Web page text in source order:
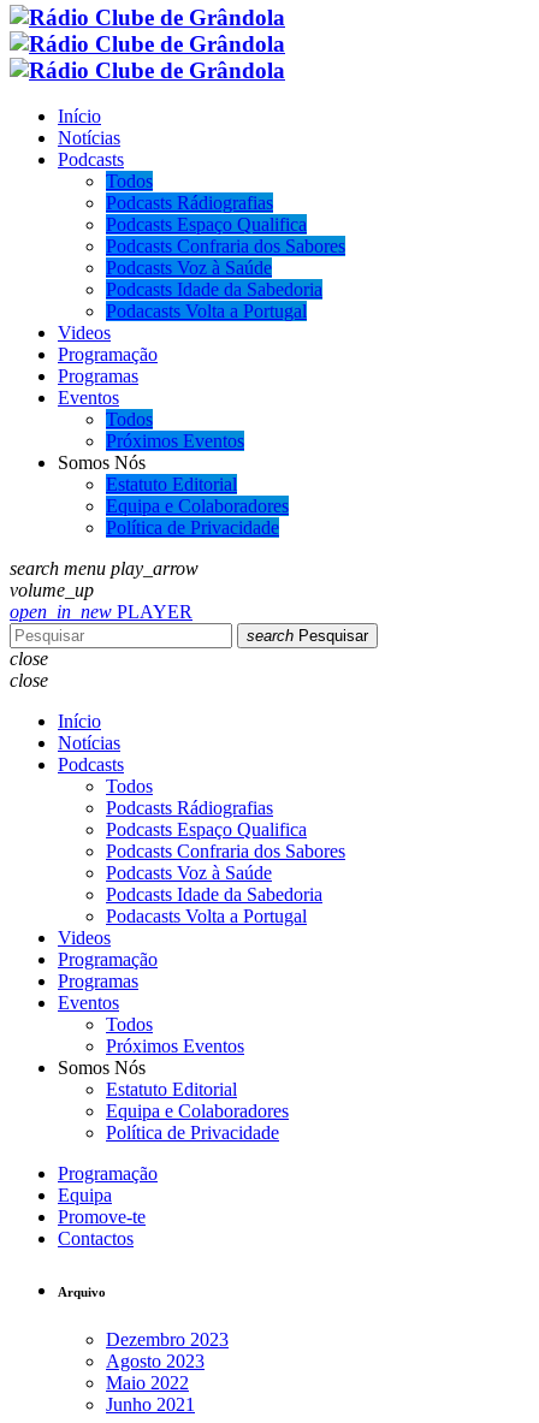
Início
Notícias
Podcasts
Todos
Podcasts Rádiografias
Podcasts Espaço Qualifica
Podcasts Confraria dos Sabores
Podcasts Voz à Saúde
Podcasts Idade da Sabedoria
Podacasts Volta a Portugal
Videos
Programação
Programas
Eventos
Todos
Próximos Eventos
Somos Nós
Estatuto Editorial
Equipa e Colaboradores
Política de Privacidade
search menu play_arrow
volume_up
open_in_new PLAYER
search Pesquisar
close
close
Início
Notícias
Podcasts
Todos
Podcasts Rádiografias
Podcasts Espaço Qualifica
Podcasts Confraria dos Sabores
Podcasts Voz à Saúde
Podcasts Idade da Sabedoria
Podacasts Volta a Portugal
Videos
Programação
Programas
Eventos
Todos
Próximos Eventos
Somos Nós
Estatuto Editorial
Equipa e Colaboradores
Política de Privacidade
Programação
Equipa
Promove-te
Contactos
Arquivo
Dezembro 2023
Agosto 2023
Maio 2022
Junho 2021